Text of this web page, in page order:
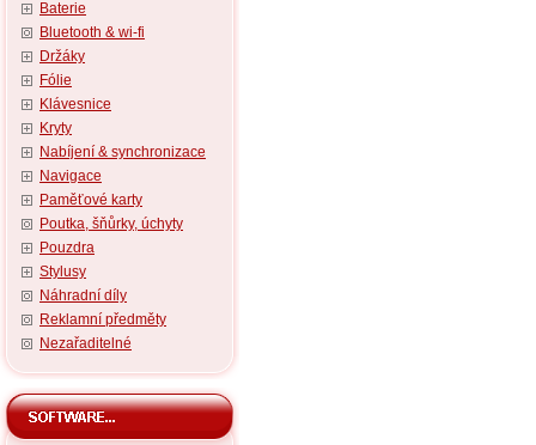
Baterie
Bluetooth & wi-fi
Držáky
Fólie
Klávesnice
Kryty
Nabíjení & synchronizace
Navigace
Paměťové karty
Poutka, šňůrky, úchyty
Pouzdra
Stylusy
Náhradní díly
Reklamní předměty
Nezařaditelné